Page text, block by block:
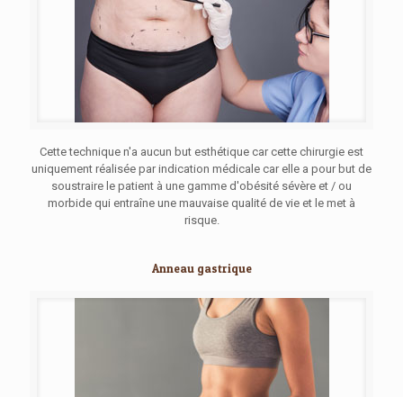
Cette technique n'a aucun but esthétique car cette chirurgie est
uniquement réalisée par indication médicale car elle a pour but de
soustraire le patient à une gamme d'obésité sévère et / ou
morbide qui entraîne une mauvaise qualité de vie et le met à
risque.
Anneau gastrique